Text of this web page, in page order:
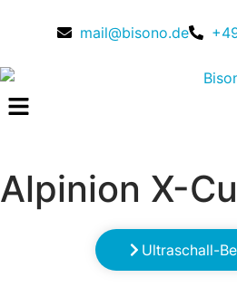
mail@bisono.de
Alpinion X-
Ultraschall-